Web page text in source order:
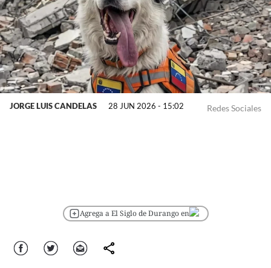
Redes Sociales
JORGE LUIS CANDELAS 28 JUN 2026 - 15:02
Agrega a El Siglo de Durango en
Facebook Twitter Correo comparte